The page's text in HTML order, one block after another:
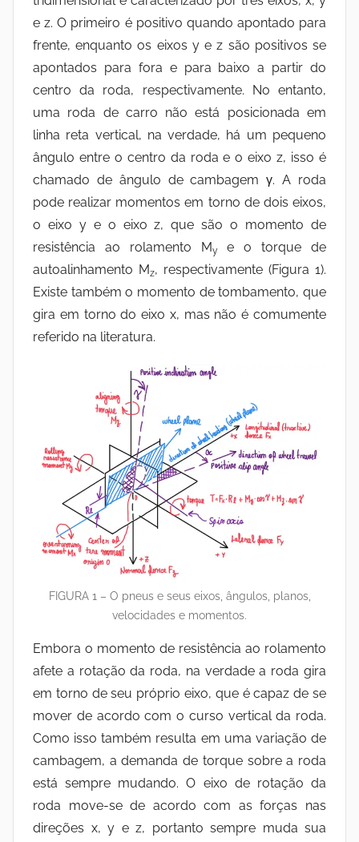
e z. O primeiro é positivo quando apontado para
frente, enquanto os eixos y e z são positivos se
apontados para fora e para baixo a partir do
centro da roda, respectivamente. No entanto,
uma roda de carro não está posicionada em
linha reta vertical, na verdade, há um pequeno
ângulo entre o centro da roda e o eixo z, isso é
chamado de ângulo de cambagem γ. A roda
pode realizar momentos em torno de dois eixos,
o eixo y e o eixo z, que são o momento de
resistência ao rolamento My
e o torque de
autoalinhamento Mz, respectivamente (Figura 1).
Existe também o momento de tombamento, que
gira em torno do eixo x, mas não é comumente
referido na literatura.
FIGURA 1 – O pneus e seus eixos, ângulos, planos,
velocidades e momentos.
Embora o momento de resistência ao rolamento
afete a rotação da roda, na verdade a roda gira
em torno de seu próprio eixo, que é capaz de se
mover de acordo com o curso vertical da roda.
Como isso também resulta em uma variação de
cambagem, a demanda de torque sobre a roda
está sempre mudando. O eixo de rotação da
roda move-se de acordo com as forças nas
direções x, y e z, portanto sempre muda sua